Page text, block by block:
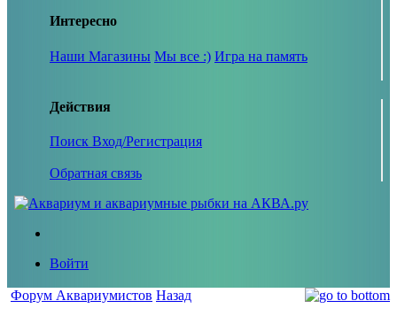
Интересно
Наши Магазины Мы все :) Игра на память
Действия
Поиск Вход/Регистрация
Обратная связь
Войти
Форум Аквариумистов Назад